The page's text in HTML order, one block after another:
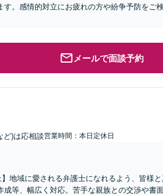
。感情的対立にお疲れの方や紛争予防をご
メールで面談予約
ど)は応相談営業時間：本日定休日
地域に愛される弁護士になれるよう、皆様
成等、幅広く対応。苦手な親族との交渉や書